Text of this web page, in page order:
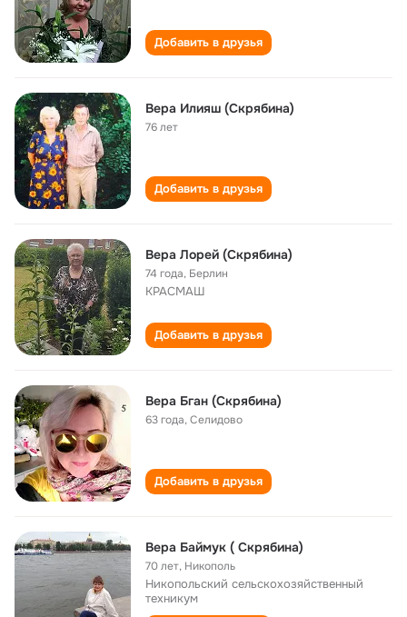
Добавить в друзья
Вера Илияш (Скрябина)
76 лет
Добавить в друзья
Вера Лорей (Скрябина)
74 года, Берлин
КРАСМАШ
Добавить в друзья
Вера Бган (Скрябина)
63 года,Селидово
Добавить в друзья
Вера Баймук ( Скрябина)
70 лет, Никополь
Никопольский сельскохозяйственный
техникум